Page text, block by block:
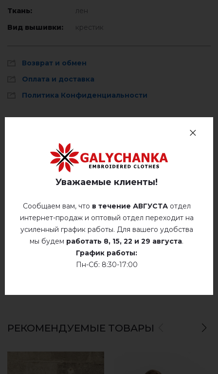
Ткань:
лен
Вид вышивки:
крестик
Возврат и обмен
Оплата и доставка
Политика Конфиденциальности
Описание
Немає відгуків про цей товар.
добавьте свой отзыв о Оксен ( молочная с
син.)
РЕКОМЕНДУЕМЫЕ ТОВАРЫ
Уважаемые клиенты!
Сообщаем вам, что в течение АВГУСТАотдел
интернет-продаж и оптовый отдел переходит на
усиленный график работы. Для вашего удобства
мы будем работать 8, 15, 22 и 29 августа.
График работы:
Пн-Сб: 8:30-17:00